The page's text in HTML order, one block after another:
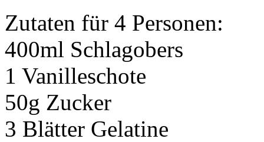
Zutaten für 4 Personen:
400ml Schlagobers
1 Vanilleschote
50g Zucker
3 Blätter Gelatine